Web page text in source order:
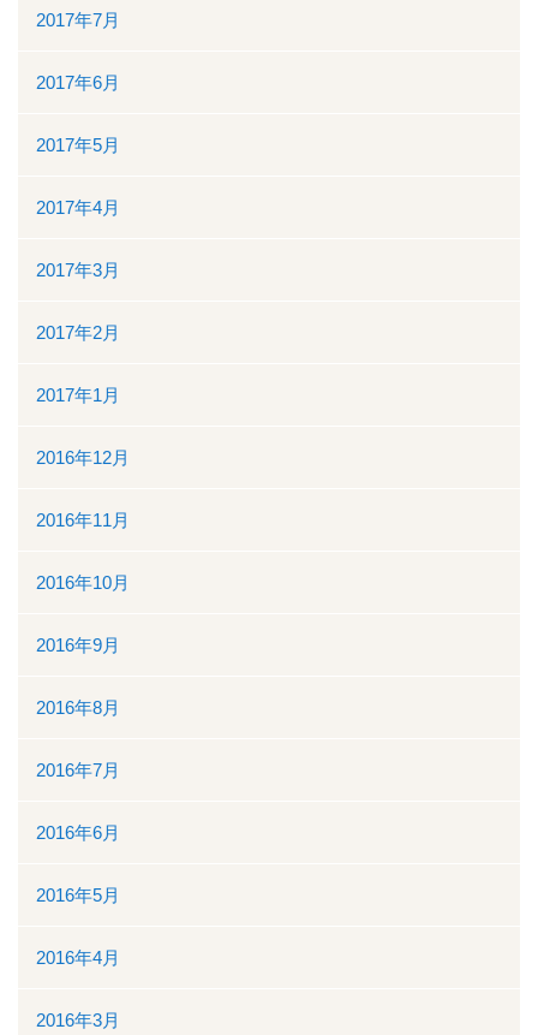
2017年7月
2017年6月
2017年5月
2017年4月
2017年3月
2017年2月
2017年1月
2016年12月
2016年11月
2016年10月
2016年9月
2016年8月
2016年7月
2016年6月
2016年5月
2016年4月
2016年3月